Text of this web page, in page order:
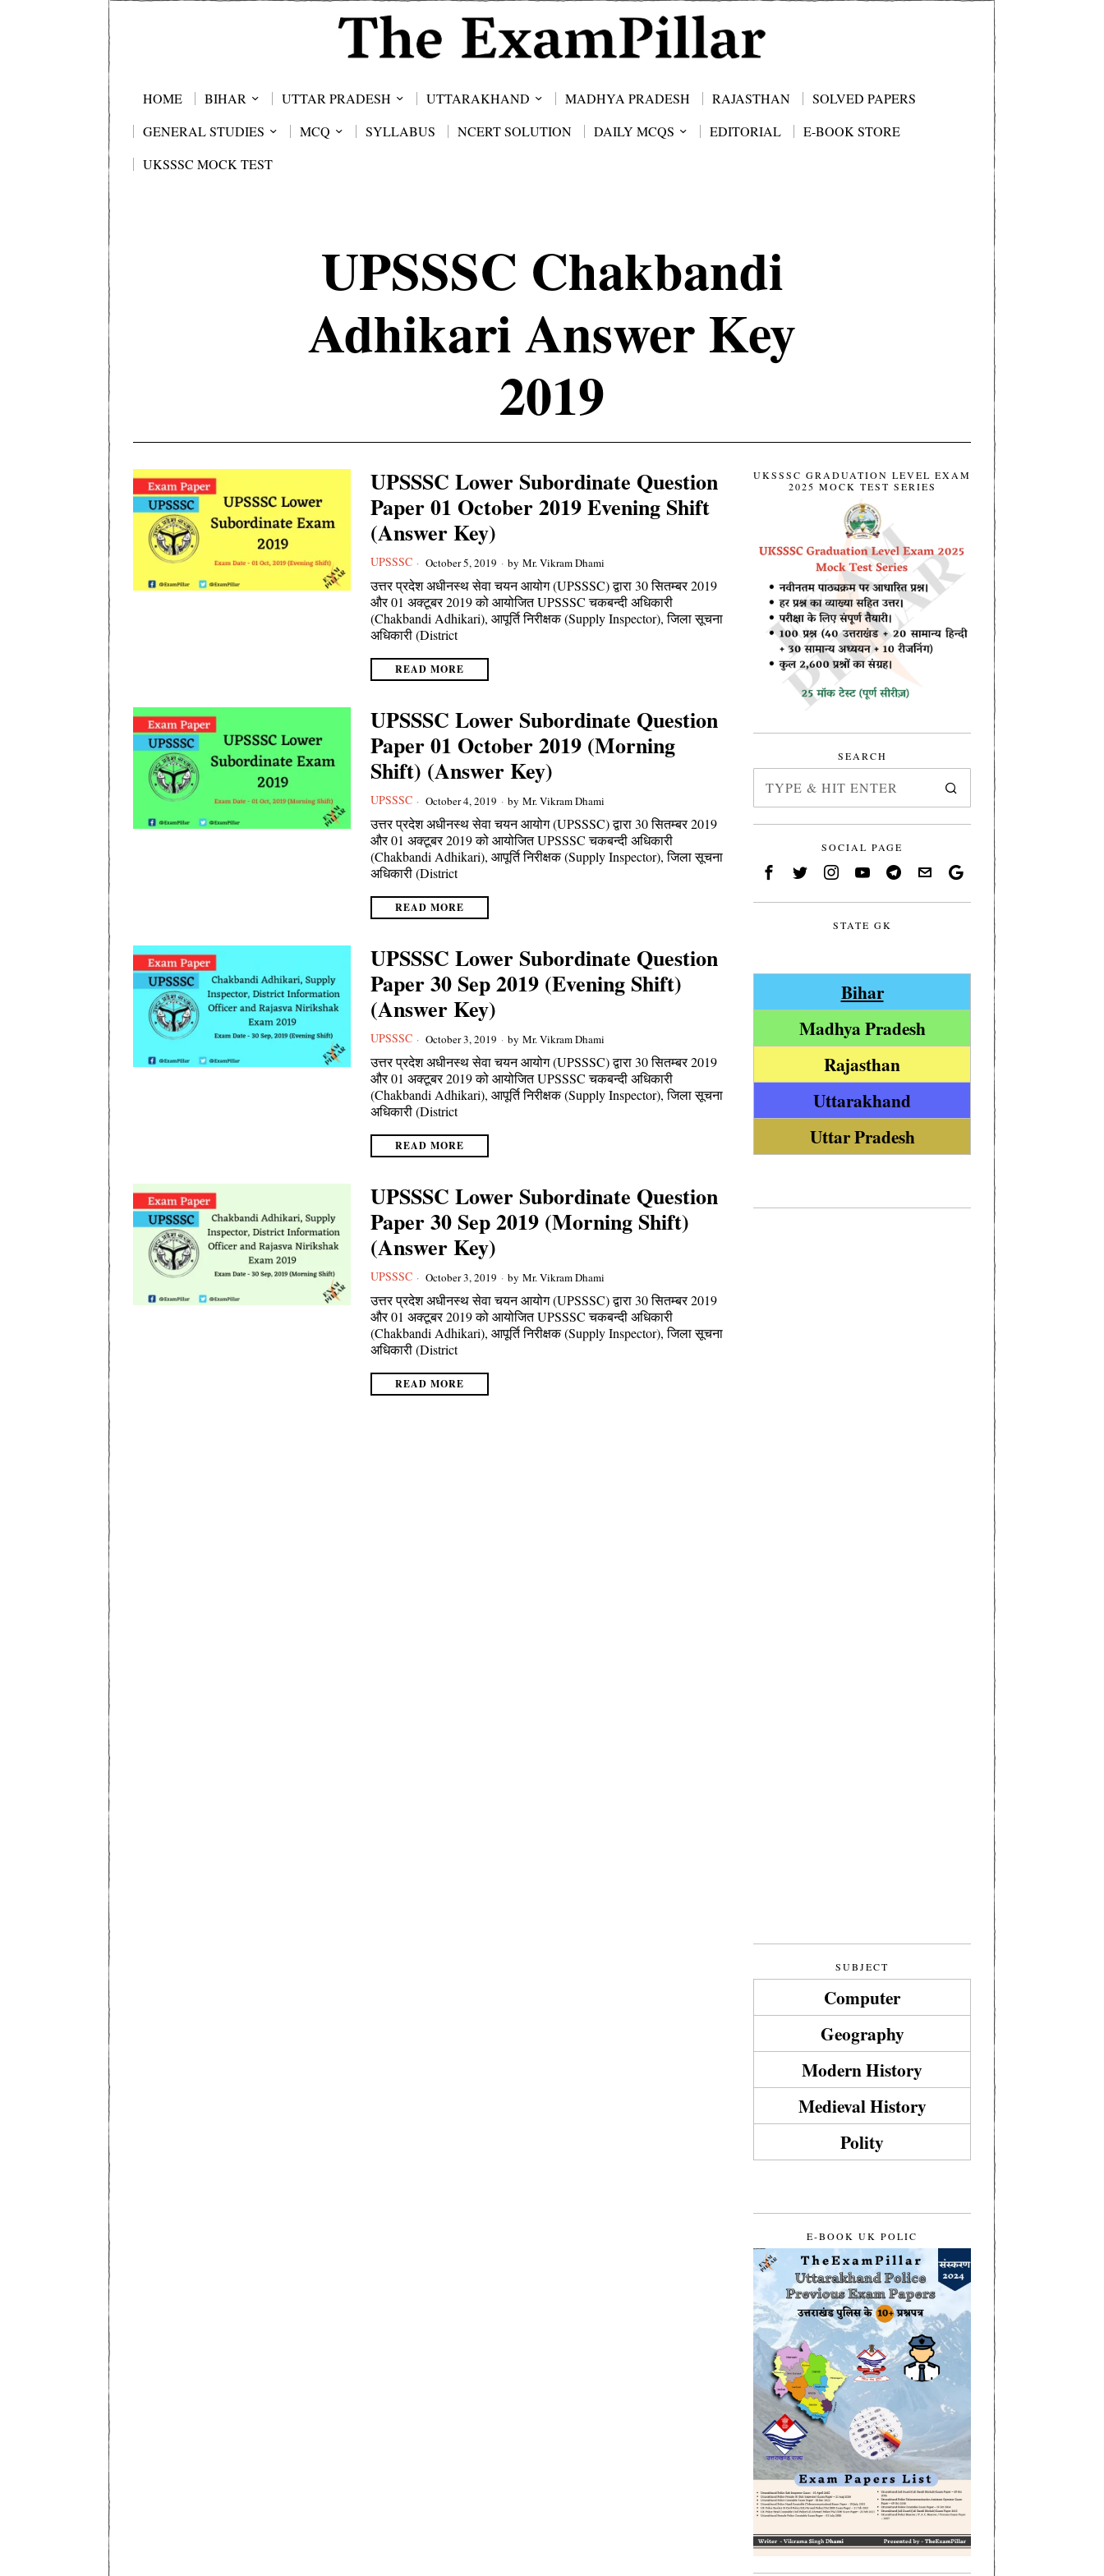
HOME BIHAR UTTAR PRADESH UTTARAKHAND MADHYA PRADESH RAJASTHAN
SOLVED PAPERS
GENERAL STUDIES
MCQ SYLLABUS NCERT SOLUTION DAILY MCQS EDITORIAL
E-BOOK STORE
UKSSSC MOCK TEST
UPSSSC Chakbandi
Adhikari Answer Key
2019
UPSSSC Lower Subordinate Question
Paper 01 October 2019 Evening Shift
(Answer Key)
UPSSSC October 5, 2019 by Mr. Vikram Dhami
उत्तर प्रदेश अधीनस्थ सेवा चयन आयोग (UPSSSC) द्वारा 30 सितम्बर 2019
और 01 अक्टूबर 2019 को आयोजित UPSSSC चकबन्दी अधिकारी
(Chakbandi Adhikari), आपूर्ति निरीक्षक (Supply Inspector), जिला सूचना
अधिकारी (District
READ MORE
UPSSSC Lower Subordinate Question
Paper 01 October 2019 (Morning
Shift) (Answer Key)
UPSSSC October 4, 2019 by Mr. Vikram Dhami
उत्तर प्रदेश अधीनस्थ सेवा चयन आयोग (UPSSSC) द्वारा 30 सितम्बर 2019
और 01 अक्टूबर 2019 को आयोजित UPSSSC चकबन्दी अधिकारी
(Chakbandi Adhikari), आपूर्ति निरीक्षक (Supply Inspector), जिला सूचना
अधिकारी (District
READ MORE
UPSSSC Lower Subordinate Question
Paper 30 Sep 2019 (Evening Shift)
(Answer Key)
UPSSSC October 3, 2019 by Mr. Vikram Dhami
उत्तर प्रदेश अधीनस्थ सेवा चयन आयोग (UPSSSC) द्वारा 30 सितम्बर 2019
और 01 अक्टूबर 2019 को आयोजित UPSSSC चकबन्दी अधिकारी
(Chakbandi Adhikari), आपूर्ति निरीक्षक (Supply Inspector), जिला सूचना
अधिकारी (District
READ MORE
UPSSSC Lower Subordinate Question
Paper 30 Sep 2019 (Morning Shift)
(Answer Key)
UPSSSC October 3, 2019 by Mr. Vikram Dhami
उत्तर प्रदेश अधीनस्थ सेवा चयन आयोग (UPSSSC) द्वारा 30 सितम्बर 2019
और 01 अक्टूबर 2019 को आयोजित UPSSSC चकबन्दी अधिकारी
(Chakbandi Adhikari), आपूर्ति निरीक्षक (Supply Inspector), जिला सूचना
अधिकारी (District
READ MORE
UKSSSC GRADUATION LEVEL EXAM
2025 MOCK TEST SERIES
SEARCH
SOCIAL PAGE
STATE GK
Bihar
Madhya Pradesh
Rajasthan
Uttarakhand
Uttar Pradesh
SUBJECT
Computer
Geography
Modern History
Medieval History
Polity
E-BOOK UK POLIC